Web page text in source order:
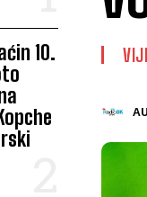
10.